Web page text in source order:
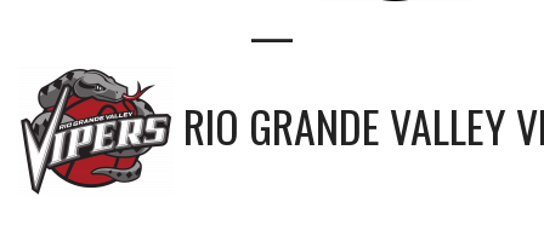
—
RIO GRANDE VALLEY